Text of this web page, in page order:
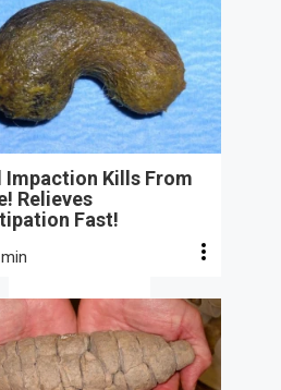
Impaction Kills From
Relieves
Fast!